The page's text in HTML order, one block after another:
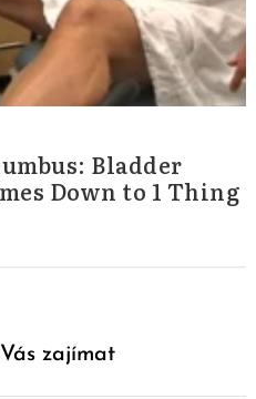
Bladder
Down to 1 Thing
zajímat